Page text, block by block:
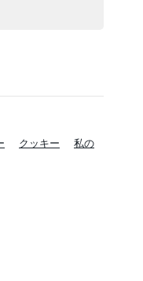
クッキー 私の